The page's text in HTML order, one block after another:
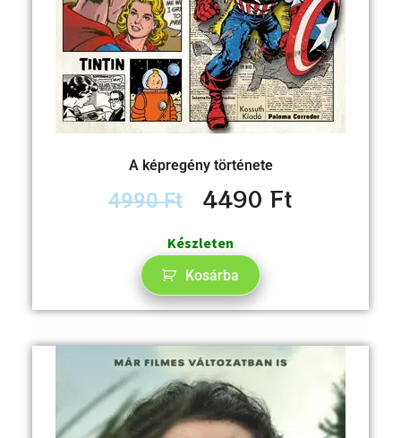
A képregény története
4990Ft 4490Ft
Készleten
Kosárba